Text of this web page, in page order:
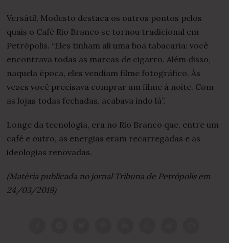
Versátil, Modesto destaca os outros pontos pelos
quais o Café Rio Branco se tornou tradicional em
Petrópolis. “Eles tinham ali uma boa tabacaria: você
encontrava todas as marcas de cigarro. Além disso,
naquela época, eles vendiam filme fotográfico. Às
vezes você precisava comprar um filme à noite. Com
as lojas todas fechadas, acabava indo lá”.
Longe da tecnologia, era no Rio Branco que, entre um
café e outro, as energias eram recarregadas e as
ideologias renovadas.
(Matéria publicada no jornal Tribuna de Petrópolis em
24/03/2019)